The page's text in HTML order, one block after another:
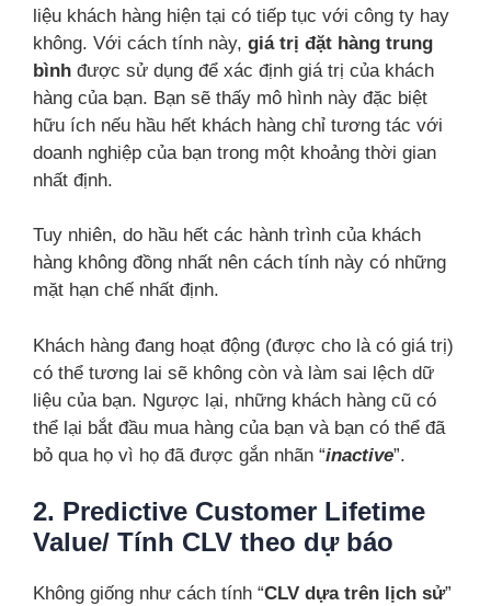
liệu khách hàng hiện tại có tiếp tục với công ty hay
không. Với cách tính này, giá trị đặt hàng trung
bình được sử dụng để xác định giá trị của khách
hàng của bạn. Bạn sẽ thấy mô hình này đặc biệt
hữu ích nếu hầu hết khách hàng chỉ tương tác với
doanh nghiệp của bạn trong một khoảng thời gian
nhất định.
Tuy nhiên, do hầu hết các hành trình của khách
hàng không đồng nhất nên cách tính này có những
mặt hạn chế nhất định.
Khách hàng đang hoạt động (được cho là có giá trị)
có thể tương lai sẽ không còn và làm sai lệch dữ
liệu của bạn. Ngược lại, những khách hàng cũ có
thể lại bắt đầu mua hàng của bạn và bạn có thể đã
bỏ qua họ vì họ đã được gắn nhãn “inactive”.
2. Predictive Customer Lifetime
Value/ Tính CLV theo dự báo
Không giống như cách tính “CLV dựa trên lịch sử”